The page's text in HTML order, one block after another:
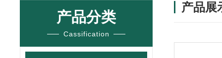
产品分类
Cassification
产品展